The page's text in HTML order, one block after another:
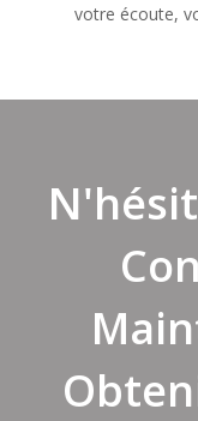
votre écoute,